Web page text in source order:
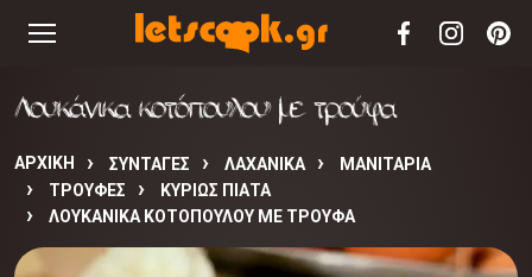
Λουκάνικα κοτόπουλου με τρούφα
ΑΡΧΙΚΉ ΣΥΝΤΑΓΈΣ ΛΑΧΑΝΙΚΑ
ΜΑΝΙΤΑΡΙΑ
ΤΡΟΥΦΕΣ
ΚΥΡΙΩΣ ΠΙΑΤΑ
ΛΟΥΚΆΝΙΚΑ ΚΟΤΌΠΟΥΛΟΥ ΜΕ ΤΡΟΎΦΑ